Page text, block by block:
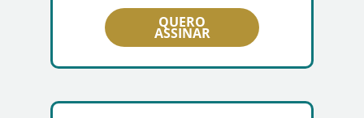
QUERO
ASSINAR